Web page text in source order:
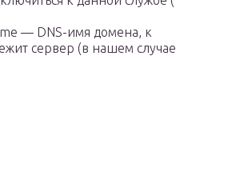
— DNS-имя домена, к
сервер (в нашем случае